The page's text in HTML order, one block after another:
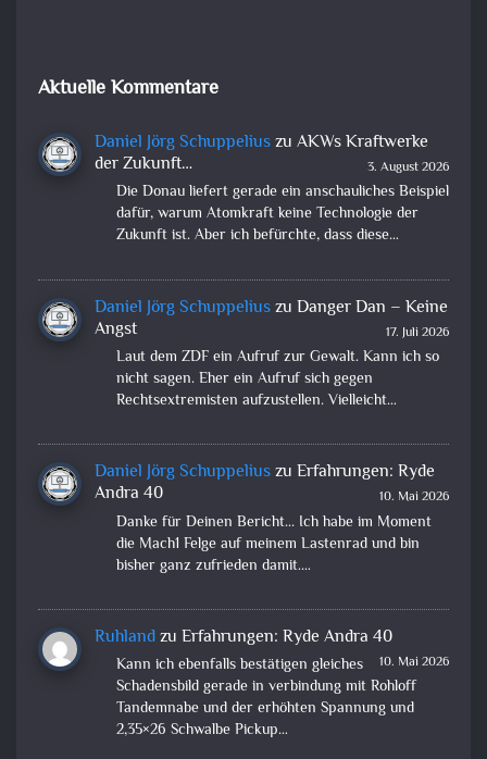
Aktuelle Kommentare
Daniel Jörg Schuppeliuszu AKWs Kraftwerke
der Zukunft…
3. August 2026
Die Donau liefert gerade ein anschauliches Beispiel
dafür, warum Atomkraft keine Technologie der
Zukunft ist. Aber ich befürchte, dass diese…
Daniel Jörg Schuppeliuszu Danger Dan – Keine
Angst
17. Juli 2026
Laut dem ZDF ein Aufruf zur Gewalt. Kann ich so
nicht sagen. Eher ein Aufruf sich gegen
Rechtsextremisten aufzustellen. Vielleicht…
Daniel Jörg Schuppeliuszu Erfahrungen: Ryde
Andra 40
10. Mai 2026
Danke für Deinen Bericht... Ich habe im Moment
die Mach1 Felge auf meinem Lastenrad und bin
bisher ganz zufrieden damit.…
Ruhlandzu Erfahrungen: Ryde Andra 40
10. Mai 2026
Kann ich ebenfalls bestätigen gleiches
Schadensbild gerade in verbindung mit Rohloff
Tandemnabe und der erhöhten Spannung und
2,35×26 Schwalbe Pickup…